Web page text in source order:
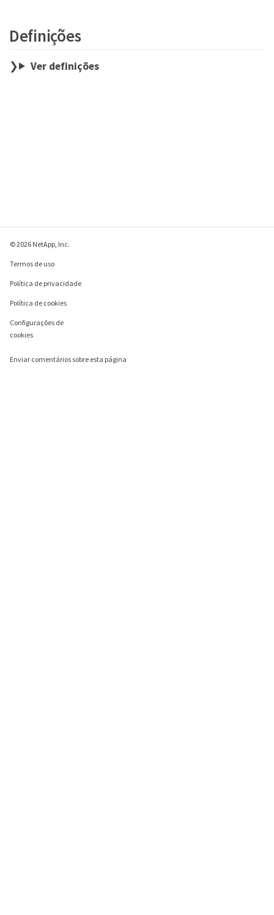
Definições
Ver definições
© 2026 NetApp, Inc.
Termos de uso
Política de privacidade
Política de cookies
Configurações de
cookies
Enviar comentários sobre esta página